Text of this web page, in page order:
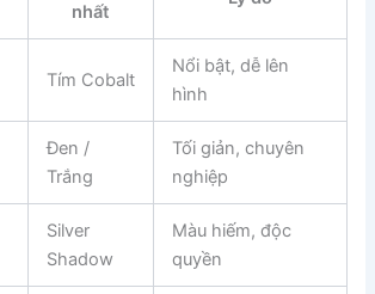
nhất
Tím Cobalt
Nổi bật, dễ lên
hình
Đen /
Trắng
Tối giản, chuyên
nghiệp
Silver
Shadow
Màu hiếm, độc
quyền